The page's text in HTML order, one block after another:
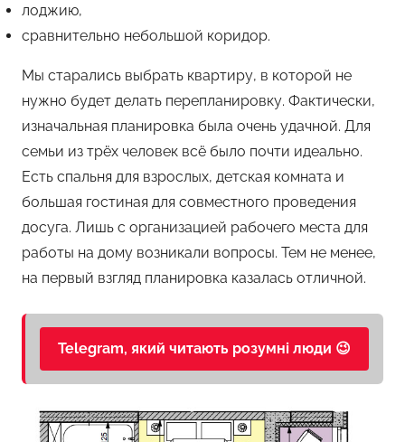
лоджию,
сравнительно небольшой коридор.
Мы старались выбрать квартиру, в которой не
нужно будет делать перепланировку. Фактически,
изначальная планировка была очень удачной. Для
семьи из трёх человек всё было почти идеально.
Есть спальня для взрослых, детская комната и
большая гостиная для совместного проведения
досуга. Лишь с организацией рабочего места для
работы на дому возникали вопросы. Тем не менее,
на первый взгляд планировка казалась отличной.
Telegram, який читають розумні люди 😉